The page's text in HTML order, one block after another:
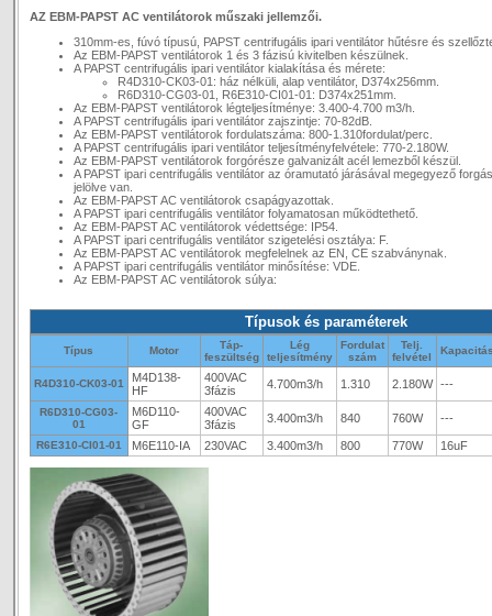
AZ EBM-PAPST AC ventilátorok műszaki jellemzői.
310mm-es, fúvó típusú, PAPST centrifugális ipari ventilátor hűtésre és
Az EBM-PAPST ventilátorok 1 és 3 fázisú kivitelben készülnek.
A PAPST centrifugális ipari ventilátor kialakítása és mérete:
R4D310-CK03-01: ház nélküli, alap ventilátor, D374x256mm.
R6D310-CG03-01, R6E310-CI01-01: D374x251mm.
Az EBM-PAPST ventilátorok légteljesítménye: 3.400-4.700 m3/h.
A PAPST centrifugális ipari ventilátor zajszintje: 70-82dB.
Az EBM-PAPST ventilátorok fordulatszáma: 800-1.310fordulat/perc.
A PAPST centrifugális ipari ventilátor teljesítményfelvétele: 770-2.180W.
Az EBM-PAPST ventilátorok forgórésze galvanizált acél lemezből készül.
A PAPST ipari centrifugális ventilátor az óramutató járásával megegyező
jelölve van.
Az EBM-PAPST AC ventilátorok csapágyazottak.
A PAPST ipari centrifugális ventilátor folyamatosan működtethető.
Az EBM-PAPST AC ventilátorok védettsége: IP54.
A PAPST ipari centrifugális ventilátor szigetelési osztálya: F.
Az EBM-PAPST AC ventilátorok megfelelnek az EN, CE szabványnak.
A PAPST ipari centrifugális ventilátor minősítése: VDE.
Az EBM-PAPST AC ventilátorok súlya:
Típusok és paraméterek
Típus Motor
Táp-
feszültség
Lég
teljesítmény
Fordulat
szám
Telj.
felvétel
R4D310-CK03-01
M4D138-
HF
400VAC
3fázis
4.700m3/h 1.310 2.180W ---
R6D310-CG03-
01
M6D110-
GF
400VAC
3fázis
3.400m3/h 840 760W ---
R6E310-CI01-01 M6E110-IA 230VAC 3.400m3/h 800 770W 16uF